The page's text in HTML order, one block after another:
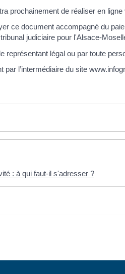
prochainement de réaliser en ligne
ce document accompagné du
judiciaire pour l'Alsace-
légal ou par toute
l’intermédiaire du site
: à qui faut-il s'adresser ?